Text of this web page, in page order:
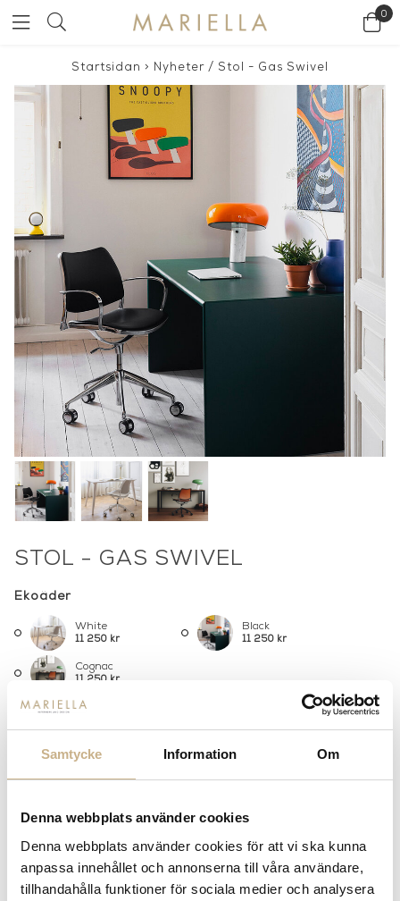
Samtycke Information Om
Denna webbplats använder cookies
Denna webbplats använder cookies för att vi ska kunna
anpassa innehållet och annonserna till våra användare,
tillhandahålla funktioner för sociala medier och analysera
0
Startsidan > Nyheter / Stol - Gas Swivel
STOL - GAS SWIVEL
Ekoäder
White
11 250 kr
Black
11 250 kr
Cognac
11 250 kr
Chrome Black aluminium
LÄGG I VARUKORG